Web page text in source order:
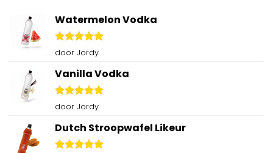
Watermelon Vodka
Gewaardeerd
door Jordy
Vanilla Vodka
Gewaardeerd
door Jordy
Dutch Stroopwafel Likeur